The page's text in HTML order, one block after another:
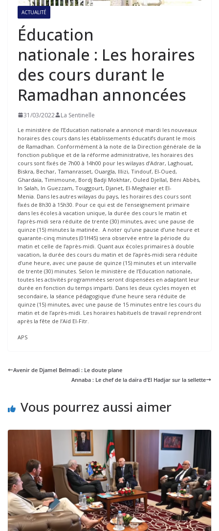
ACTUALITÉ
Éducation
nationale : Les horaires
des cours durant le
Ramadhan annoncées
31/03/2022 La Sentinelle
Le ministère de l’Education nationale a annoncé mardi les nouveaux
horaires des cours dans les établissements éducatifs durant le mois
de Ramadhan. Conformément à la note de la Direction générale de la
fonction publique et de la réforme administrative, les horaires des
cours sont fixés de 7h00 à 14h00 pour les wilayas d’Adrar, Laghouat,
Biskra, Bechar, Tamanrasset, Ouargla, Illizi, Tindouf, El-Oued,
Ghardaïa, Timimoune, Bordj Badji Mokhtar, Ouled Djellal, Béni Abbès,
In Salah, In Guezzam, Touggourt, Djanet, El-Meghaier et El-
Menia. Dans les autres wilayas du pays, les horaires des cours sont
fixés de 8h30 à 15h30. Pour ce qui est de l’enseignement primaire
dans les écoles à vacation unique, la durée des cours le matin et
l’après-midi sera réduite de trente (30) minutes, avec une pause de
quinze (15) minutes la matinée. A noter qu’une pause d’une heure et
quarante-cinq minutes (01H45) sera observée entre la période du
matin et celle de l’après-midi. Quant aux écoles primaires à double
vacation, la durée des cours du matin et de l’après-midi sera réduite
d’une heure, avec une pause de quinze (15) minutes et un intervalle
de trente (30) minutes. Selon le ministère de l’Education nationale,
toutes les activités programmées seront dispensées en adaptant leur
durée en fonction du temps imparti. Dans les deux cycles moyen et
secondaire, la séance pédagogique d’une heure sera réduite de
quinze (15) minutes, avec une pause de 15 minutes entre les cours du
matin et de l’après-midi. Les horaires habituels de travail reprendront
après la fête de l’Aïd El-Fitr.
APS
Avenir de Djamel Belmadi : Le doute plane
Annaba : Le chef de la daïra d’El Hadjar sur la sellette
Vous pourrez aussi aimer